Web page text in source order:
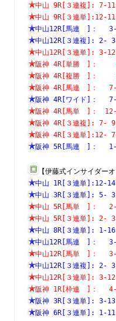
中山 9R[３連複]: 7-
中山 9R[３連単]:12-
中山12R[馬連　]：　
中山12R[３連複]: 2-
中山12R[３連単]: 3-
阪神 4R[単勝　]
阪神 4R[複勝　]
阪神 4R[馬連　]
阪神 4R[ワイド]
阪神 4R[馬単　]
阪神 4R[３連複
阪神 4R[３連単
阪神 5R[馬連　]
【伊藤式インサイダ
中山 1R[３連単
中山 3R[３連
中山 5R[馬単　]
中山 5R[３連単
中山 8R[３連単
中山12R[馬連　]：　
中山12R[馬単　]：　
中山12R[３連複]: 2-
中山12R[３連単]: 3-
阪神 1R[枠連　]
阪神 3R[３連単
阪神 6R[３連単